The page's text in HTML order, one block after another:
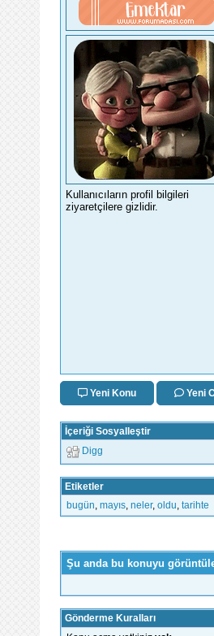
Kullanıcıların profil bilgileri
ziyaretçilere gizlidir.
Yeni Konu Yeni
İçeriği Sosyalleştir
Digg
Etiketler
bugün mayıs neler, oldu tarihte
Şu anda bu konuyu
Gönderme Kuralları